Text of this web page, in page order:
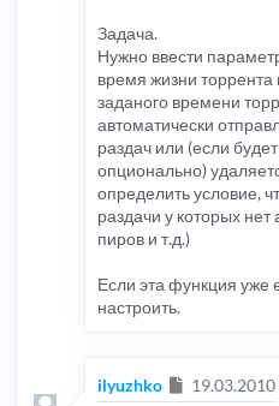
Задача.
Нужно ввести
время жизни торрента
заданого времени
автоматически
раздач или (если
опционально)
определить условие,
раздачи у которых нет
пиров и т.д.)
Если эта функция уже
настроить.
ilyuzhko Сообщение
19.03.2010